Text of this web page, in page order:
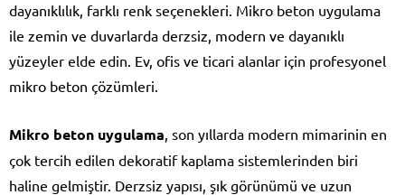
dayanıklılık, farklı renk seçenekleri. Mikro beton uygulama
ile zemin ve duvarlarda derzsiz, modern ve dayanıklı
yüzeyler elde edin. Ev, ofis ve ticari alanlar için profesyonel
mikro beton çözümleri.
Mikro beton uygulama , son yıllarda modern mimarinin en
çok tercih edilen dekoratif kaplama sistemlerinden biri
haline gelmiştir. Derzsiz yapısı, şık görünümü ve uzun